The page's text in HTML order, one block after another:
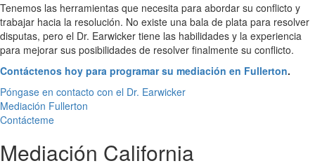
Tenemos las herramientas que necesita para abordar su conflicto y
trabajar hacia la resolución. No existe una bala de plata para resolver
disputas, pero el Dr. Earwicker tiene las habilidades y la experiencia
para mejorar sus posibilidades de resolver finalmente su conflicto.
Contáctenos hoy para programar su mediación en Fullerton.
Póngase en contacto con el Dr. Earwicker
Mediación Fullerton
Contácteme
Mediación California